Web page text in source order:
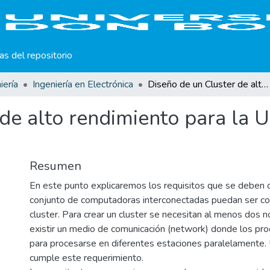
del repositorio
Ingeniería en Electrónica Diseño de un Cluster de alto rendimiento para la Universidad Don Bosco.
alto rendimiento para la
Resumen
En este punto explicaremos los requisitos que se deben
conjunto de computadoras interconectadas puedan ser
cluster. Para crear un cluster se necesitan al menos dos
existir un medio de comunicación (network) donde los
para procesarse en diferentes estaciones paralelamente.
cumple este requerimiento.